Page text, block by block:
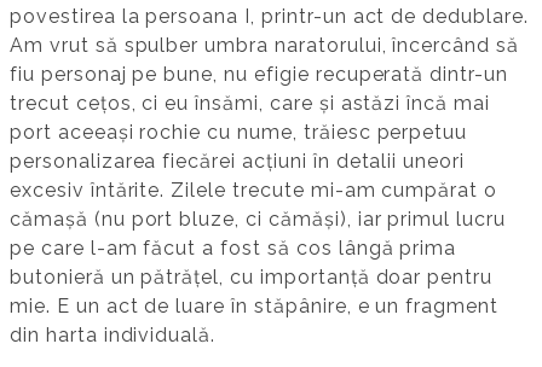
povestirea la persoana I, printr-un act de dedublare.
Am vrut să spulber umbra naratorului, încercând să
fiu personaj pe bune, nu efigie recuperată dintr-un
trecut cețos, ci eu însămi, care și astăzi încă mai
port aceeași rochie cu nume, trăiesc perpetuu
personalizarea fiecărei acțiuni în detalii uneori
excesiv întărite. Zilele trecute mi-am cumpărat o
cămașă (nu port bluze, ci cămăși), iar primul lucru
pe care l-am făcut a fost să cos lângă prima
butonieră un pătrățel, cu importanță doar pentru
mie. E un act de luare în stăpânire, e un fragment
din harta individuală.